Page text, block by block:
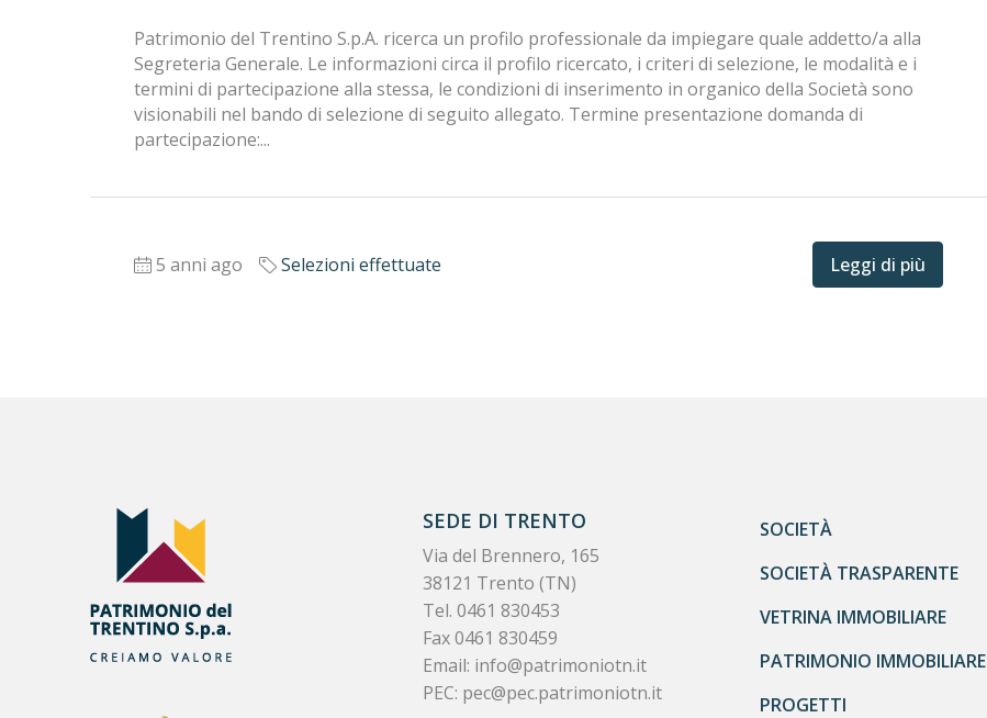
Patrimonio del Trentino S.p.A. ricerca un profilo professionale da impiegare quale addetto/a alla
Segreteria Generale. Le informazioni circa il profilo ricercato, i criteri di selezione, le modalità e i
termini di partecipazione alla stessa, le condizioni di inserimento in organico della Società sono
visionabili nel bando di selezione di seguito allegato. Termine presentazione domanda di
partecipazione:...
5 anni ago Selezioni effettuate Leggi di più
SEDE DI TRENTO
Via del Brennero, 165
38121 Trento (TN)
Tel. 0461 830453
Fax 0461 830459
Email: info@patrimoniotn.it
PEC: pec@pec.patrimoniotn.it
SOCIETÀ
SOCIETÀ TRASPARENTE
VETRINA IMMOBILIARE
PATRIMONIO IMMOBILIARE
PROGETTI